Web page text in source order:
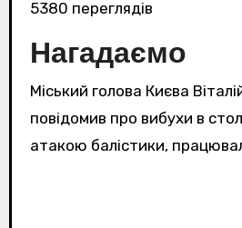
5380 переглядiв
Нагадаємо
Міський голова Києва
повідомив про вибухи в
атакою балістики,